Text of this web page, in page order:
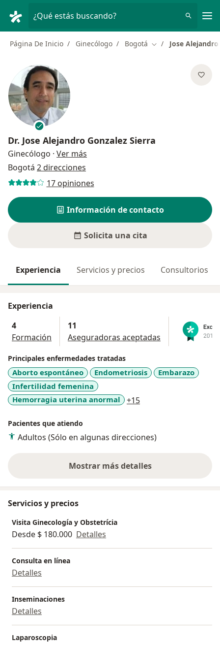
¿Qué estás buscando?
Página De Inicio Ginecólogo Bogotá Cambiar de ciudad
Jose
Dr. Jose Alejandro Gonzalez Sierra
Ginecólogo · Ver más
Bogotá 2 direcciones
17 opiniones
Información de contacto
Solicita una cita
Experiencia Servicios y precios Consultorios
Experiencia
4
Formación
11
Aseguradoras aceptadas
Principales enfermedades tratadas
Aborto espontáneo Endometriosis
Embarazo
Infertilidad femenina
Hemorragia uterina anormal
+15
Pacientes que atiendo
Adultos (Sólo en algunas direcciones)
Mostrar más detalles
sobre la experiencia
Servicios y precios
Visita Ginecología y Obstetrícia
Desde $ 180.000 Detalles
Consulta en línea
Detalles
Inseminaciones
Detalles
Laparoscopia